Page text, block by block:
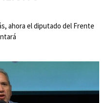
ahora el diputado del Frente